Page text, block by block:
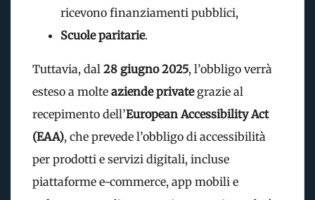
ricevono finanziamenti pubblici,
Scuole paritarie.
Tuttavia, dal 28 giugno 2025, l’obbligo verrà
esteso a molte aziende privategrazie al
recepimento dell’European Accessibility Act
(EAA), che prevede l’obbligo di accessibilità
per prodotti e servizi digitali, incluse
piattaforme e-commerce, app mobili e